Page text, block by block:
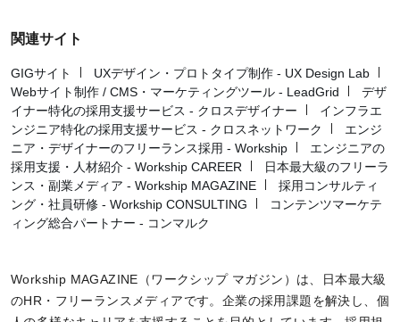
関連サイト
GIGサイト
UXデザイン・プロトタイプ制作 - UX Design Lab
Webサイト制作 / CMS・マーケティングツール - LeadGrid
デザ
イナー特化の採用支援サービス - クロスデザイナー
インフラエ
ンジニア特化の採用支援サービス - クロスネットワーク
エンジ
ニア・デザイナーのフリーランス採用 - Workship
エンジニアの
採用支援・人材紹介 - Workship CAREER
日本最大級のフリーラ
ンス・副業メディア - Workship MAGAZINE
採用コンサルティ
ング・社員研修 - Workship CONSULTING
コンテンツマーケテ
ィング総合パートナー - コンマルク
Workship MAGAZINE（ワークシップ マガジン）は、日本最大級
のHR・フリーランスメディアです。企業の採用課題を解決し、個